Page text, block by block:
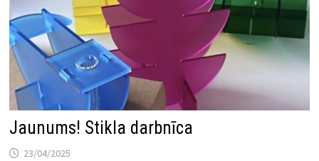
Jaunums! Stikla darbnīca
23/04/2025